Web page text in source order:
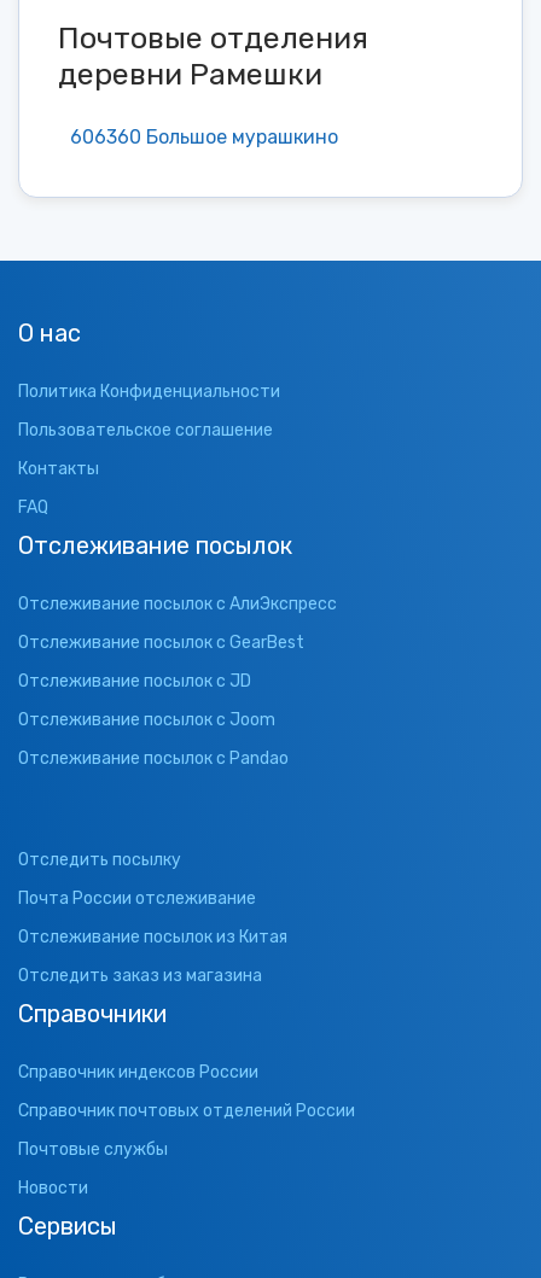
Почтовые отделения
деревни Рамешки
606360 Большое мурашкино
О нас
Политика Конфиденциальности
Пользовательское соглашение
Контакты
FAQ
Отслеживание посылок
Отслеживание посылок с АлиЭкспресс
Отслеживание посылок с GearBest
Отслеживание посылок с JD
Отслеживание посылок с Joom
Отслеживание посылок с Pandao
Отследить посылку
Почта России отслеживание
Отслеживание посылок из Китая
Отследить заказ из магазина
Справочники
Справочник индексов России
Справочник почтовых отделений России
Почтовые службы
Новости
Сервисы